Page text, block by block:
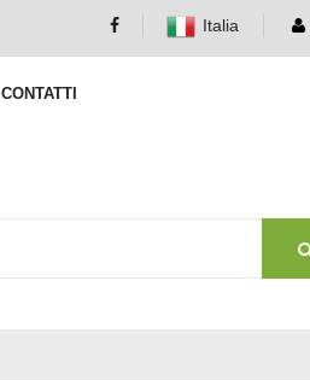
Italia
CONTATTI